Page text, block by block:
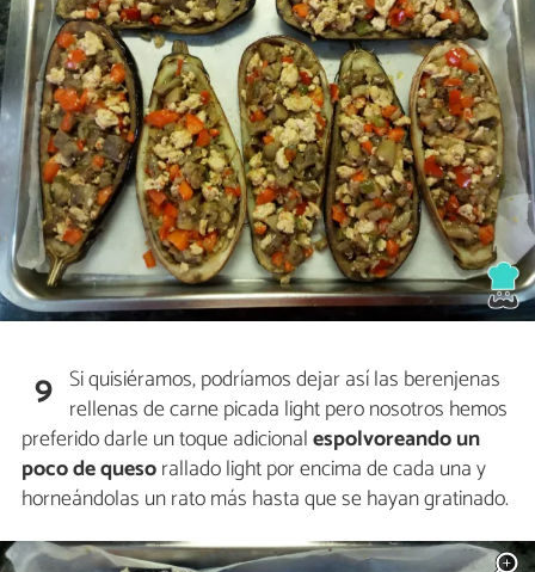
9 Si quisiéramos, podríamos dejar así las berenjenas
rellenas de carne picada light pero nosotros hemos
preferido darle un toque adicionalespolvoreando un
poco de quesorallado light por encima de cada una y
horneándolas un rato más hasta que se hayan gratinado.